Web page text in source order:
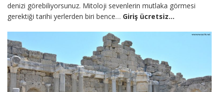
denizi görebiliyorsunuz. Mitoloji sevenlerin mutlaka görmesi
gerektiği tarihi yerlerden biri bence… Giriş ücretsiz…